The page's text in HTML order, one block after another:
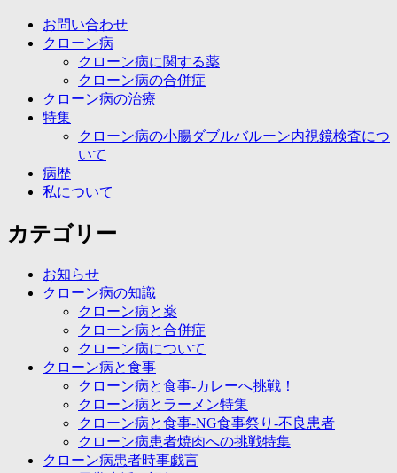
お問い合わせ
クローン病
クローン病に関する薬
クローン病の合併症
クローン病の治療
特集
クローン病の小腸ダブルバルーン内視鏡検査につ
いて
病歴
私について
カテゴリー
お知らせ
クローン病の知識
クローン病と薬
クローン病と合併症
クローン病について
クローン病と食事
クローン病と食事-カレーへ挑戦！
クローン病とラーメン特集
クローン病と食事-NG食事祭り-不良患者
クローン病患者焼肉への挑戦特集
クローン病患者時事戯言